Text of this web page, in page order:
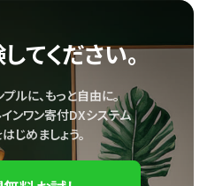
てください。
ルに、もっと自由に。
ンワン寄付DXシステム
じめましょう。